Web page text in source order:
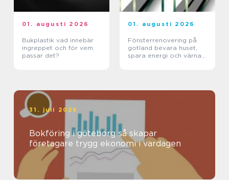
01. augusti 2026
Bukplastik vad innebär
ingreppet och för vem
passar det?
01. augusti 2026
Fönsterrenovering på
gotland bevara huset,
spara energi och värna
31. juli 2026
Bokföring i göteborg så skapar
företagare trygg ekonomi i vardagen